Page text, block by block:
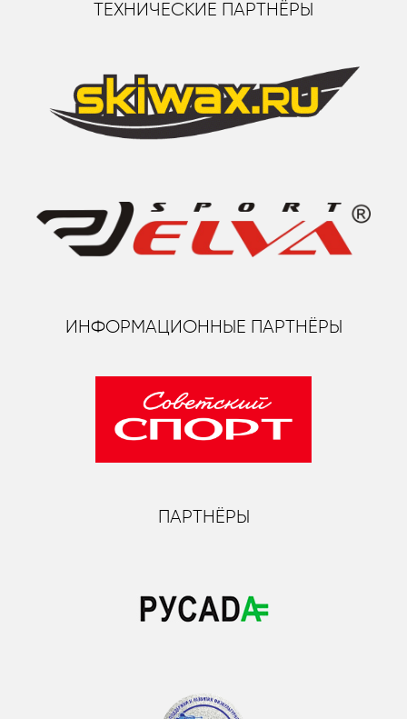
ТЕХНИЧЕСКИЕ ПАРТНЁРЫ
ИНФОРМАЦИОННЫЕ ПАРТНЁРЫ
ПАРТНЁРЫ